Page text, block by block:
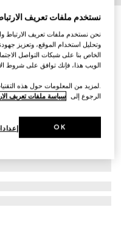
جوارب طويلة من
تنويعاتبني
نستخدم ملفات تعريف
نحن نستخدم ملفات تعريف الارتباط
وتحليل استخدام الموقع، وتعزيز
الخاص بنا على شبكات التواصل
الويب هذا، فإنك توافق على شروط
.لمزيد من المعلومات حول هذه
الرجوع إلى سياسة ملفات تعريف
OK